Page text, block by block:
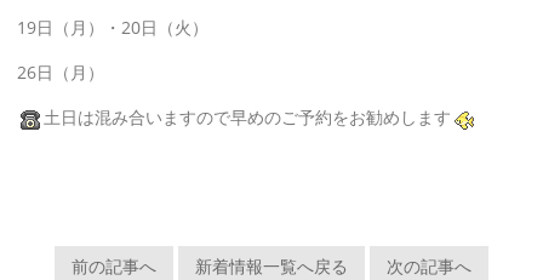
19日（月）・20日（火）
26日（月）
土日は混み合いますので早めのご予約をお勧めします
前の記事へ 新着情報一覧へ戻る 次の記事へ